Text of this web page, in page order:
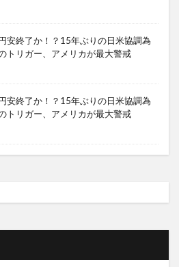
安終了か！？15年ぶりの日米協調為
トリガー、アメリカが最大警戒
安終了か！？15年ぶりの日米協調為
トリガー、アメリカが最大警戒